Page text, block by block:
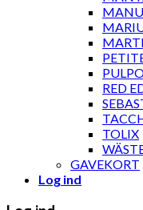
RED
TOLIX
GAVEKORT
Log ind